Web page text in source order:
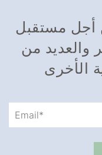
أجل مستقبل
والعديد من